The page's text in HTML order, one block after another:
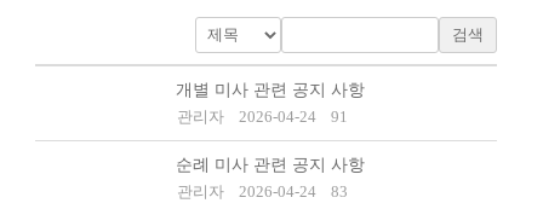
검색
개별 미사 관련 공지 사항
관리자
2026-04-24 91
순례 미사 관련 공지 사항
관리자
2026-04-24 83